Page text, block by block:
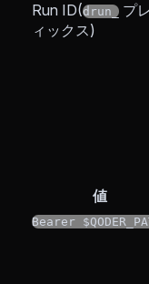
Run ID(drun_ プ
ィックス)
値
Bearer